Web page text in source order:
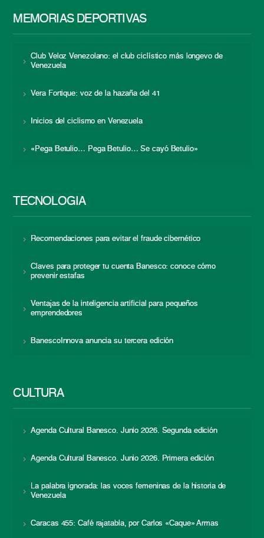
MEMORIAS DEPORTIVAS
Club Veloz Venezolano: el club ciclístico más longevo de
Venezuela
Vera Fortique: voz de la hazaña del 41
Inicios del ciclismo en Venezuela
«Pega Betulio… Pega Betulio… Se cayó Betulio»
TECNOLOGÍA
Recomendaciones para evitar el fraude cibernético
Claves para proteger tu cuenta Banesco: conoce cómo
prevenir estafas
Ventajas de la inteligencia artificial para pequeños
emprendedores
BanescoInnova anuncia su tercera edición
CULTURA
Agenda Cultural Banesco. Junio 2026. Segunda edición
Agenda Cultural Banesco. Junio 2026. Primera edición
La palabra ignorada: las voces femeninas de la historia de
Venezuela
Caracas 455: Café rajatabla, por Carlos «Caque» Armas